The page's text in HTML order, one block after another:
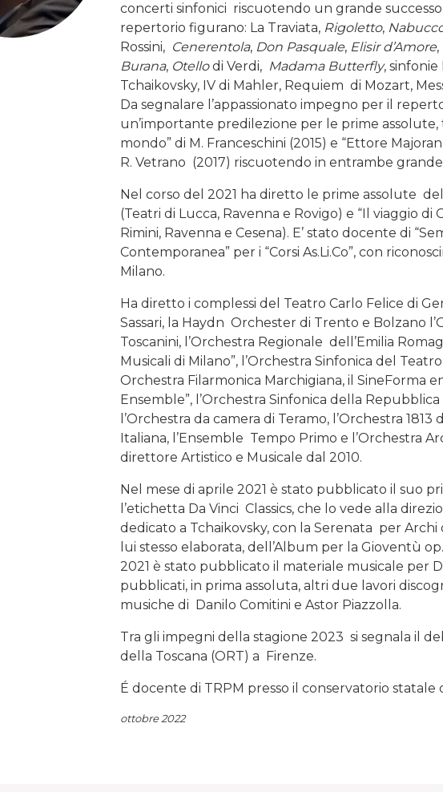
concerti sinfonici riscuotendo un grande
repertorio figurano: La Traviata, Rigoletto,
Rossini, Cenerentola, Don Pasquale, Elisir d’Amore,
Burana, Otellodi Verdi, Madama Butterfly, sinfonie
Tchaikovsky, IV di Mahler, Requiem di Mozart,
Da segnalare l’appassionato impegno per il
un’importante predilezione per le prime assolute,
mondo” di M. Franceschini (2015) e “Ettore
R. Vetrano (2017) riscuotendo in entrambe
Nel corso del 2021 ha diretto le prime assolute
(Teatri di Lucca, Ravenna e Rovigo) e “Il viaggio di
Rimini, Ravenna e Cesena). E’ stato docente di
Contemporanea” per i “Corsi As.Li.Co”, con
Milano.
Ha diretto i complessi del Teatro Carlo Felice di
Sassari, la Haydn Orchester di Trento e Bolzano
Toscanini, l’Orchestra Regionale dell’Emilia
Musicali di Milano”, l’Orchestra Sinfonica del
Orchestra Filarmonica Marchigiana, il SineForma
Ensemble”, l’Orchestra Sinfonica della
l’Orchestra da camera di Teramo, l’Orchestra
Italiana, l’Ensemble Tempo Primo e l’Orchestra
direttore Artistico e Musicale dal 2010.
Nel mese di aprile 2021 è stato pubblicato il suo
l’etichetta Da Vinci Classics, che lo vede alla
dedicato a Tchaikovsky, con la Serenata per Archi
lui stesso elaborata, dell’Album per la Gioventù
2021 è stato pubblicato il materiale musicale per
pubblicati, in prima assoluta, altri due lavori
musiche di Danilo Comitini e Astor Piazzolla.
Tra gli impegni della stagione 2023 si segnala il
della Toscana (ORT) a Firenze.
É docente di TRPM presso il conservatorio statale
ottobre 2022